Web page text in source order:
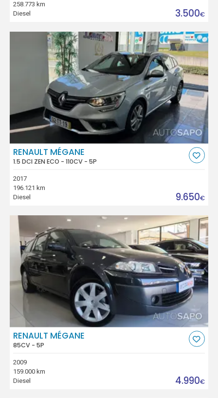
258.773 km
Diesel
3.500€
RENAULT MÉGANE
1.5 DCI ZEN ECO - 110CV - 5P
2017
196.121 km
Diesel
9.650€
RENAULT MÉGANE
85CV - 5P
2009
159.000 km
Diesel
4.990€